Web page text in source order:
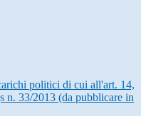
politici di cui all'art. 14,
n. 33/2013 (da pubblicare in